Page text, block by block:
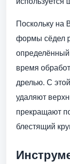
Поскольку на
формы сёдел
определённый
время
дрелью. С
удаляют
прекращают
блестящий